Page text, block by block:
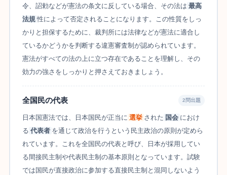
令、詔勅などが憲法の条文に反している場合、その法は 最高
法規 性によって否定されることになります。この性質をしっ
かりと担保するために、裁判所には法律などが憲法に適合し
ているかどうかを判断する違憲審査制が認められています。
憲法がすべての法の上に立つ存在であることを理解し、その
効力の強さをしっかりと押さえておきましょう。
全国民の代表 2問出題
日本国憲法では、日本国民が正当に 選挙 された 国会 におけ
る 代表者 を通じて政治を行うという民主政治の原則が定めら
れています。これを全国民の代表と呼び、日本が採用してい
る間接民主制や代表民主制の基本原則となっています。試験
では国民が直接政治に参加する直接民主制と混同しないよう